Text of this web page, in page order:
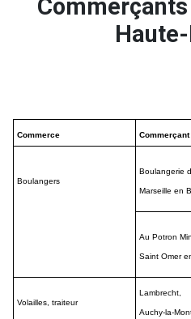
Commerce Commerçant
Boulangers
Boulangerie
Marseille en
Au Potron
Saint Omer
Volailles, traiteur
Lambrecht,
Auchy-la-